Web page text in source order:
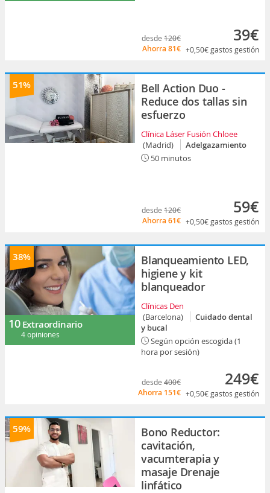
desde 120€
Ahorra 81€
39€
+0,50€gastos gestión
51%
Bell Action Duo -
Reduce dos tallas sin
esfuerzo
Clínica Láser Fusión Chloee
(Madrid)
Adelgazamiento
50 minutos
desde 120€
Ahorra 61€
59€
+0,50€gastos gestión
38%
10 Extraordinario
4 opiniones
Blanqueamiento LED,
higiene y kit
blanqueador
Clínicas Den
(Barcelona)
Cuidado dental
y bucal
Según opción escogida (1
hora por sesión)
desde 400€
Ahorra 151€
249€
+0,50€gastos gestión
59%
Bono Reductor:
cavitación,
vacumterapia y
masaje Drenaje
linfático